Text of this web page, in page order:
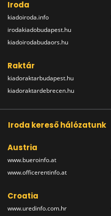
Iroda
kiadoiroda.info
irodakiadobudapest.hu
kiadoirodabudaors.hu
Raktár
kiadoraktarbudapest.hu
kiadoraktardebrecen.hu
Iroda kereső hálózatunk
Austria
www.bueroinfo.at
www.officerentinfo.at
Croatia
www.uredinfo.com.hr